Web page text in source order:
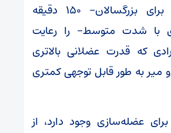
فعالیت بدنی برای بزرگسالان- ۱۵۰ دقیقه
با شدت متوسط- را رعایت
که قدرت عضلانی بالاتری
میر به طور قابل توجهی کمتری
عضله‌سازی وجود دارد، از